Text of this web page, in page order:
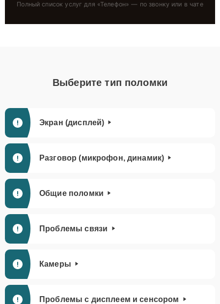
Полный список услуг для «Телефон» — по звонку или в чате
Выберите тип поломки
Экран (дисплей)
Разговор (микрофон, динамик)
Общие поломки
Проблемы связи
Камеры
Проблемы с дисплеем и сенсором